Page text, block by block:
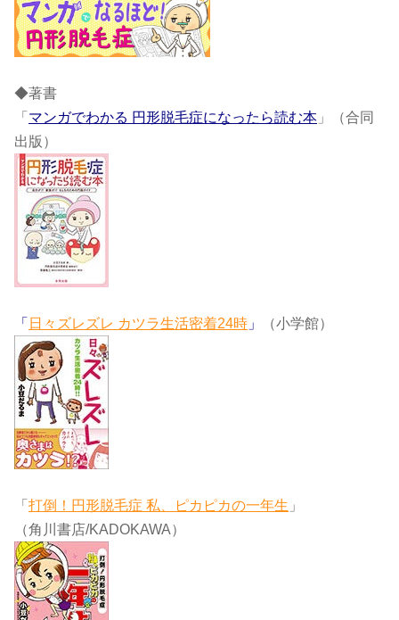
◆著書
「 マンガでわかる 円形脱毛症になったら読む本 」（合同
出版）
「 日々ズレズレ カツラ生活密着24時 」 （小学館）
「 打倒！円形脱毛症 私、ピカピカの一年生 」
（角川書店/KADOKAWA）